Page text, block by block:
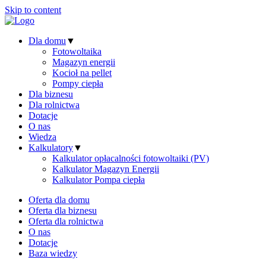
Skip to content
Dla domu ▼
Fotowoltaika
Magazyn energii
Kocioł na pellet
Pompy ciepła
Dla biznesu
Dla rolnictwa
Dotacje
O nas
Wiedza
Kalkulatory▼
Kalkulator opłacalności fotowoltaiki (PV)
Kalkulator Magazyn Energii
Kalkulator Pompa ciepła
Oferta dla domu
Oferta dla biznesu
Oferta dla rolnictwa
O nas
Dotacje
Baza wiedzy